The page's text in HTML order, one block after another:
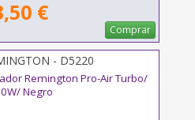
€
Comprar
- D5220
Remington Pro-Air Turbo/
Negro